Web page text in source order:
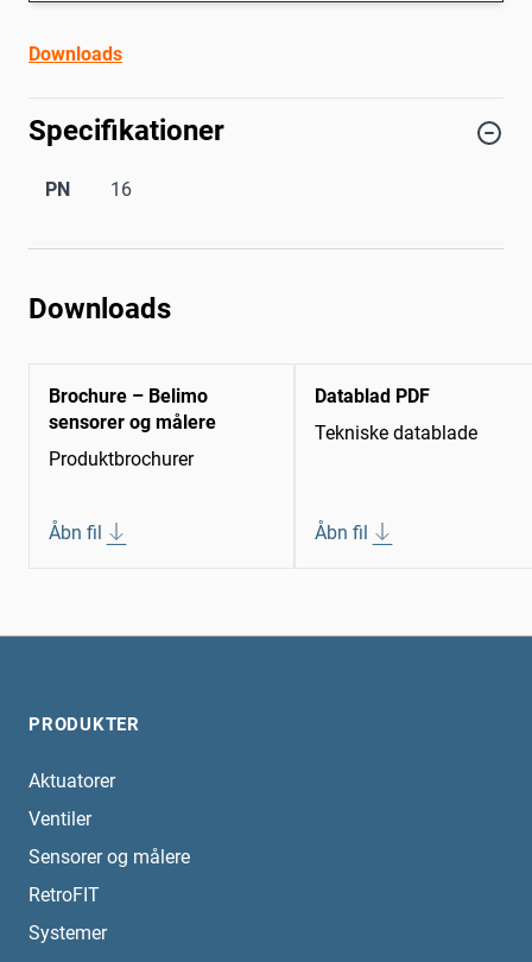
Downloads
Specifikationer
PN 16
Downloads
Brochure – Belimo
sensorer og målere
Produktbrochurer
Åbn fil
Datablad PDF
Tekniske datablade
Åbn fil
PRODUKTER
Aktuatorer
Ventiler
Sensorer og målere
RetroFIT
Systemer